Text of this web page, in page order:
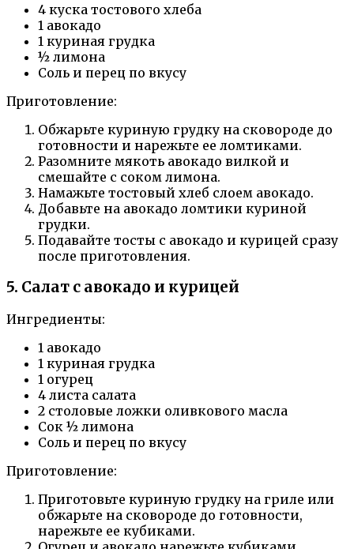
4 куска тостового хлеба
1 авокадо
1 куриная грудка
½ лимона
Соль и перец по вкусу
Приготовление:
Обжарьте куриную грудку на сковороде до
готовности и нарежьте ее ломтиками.
Разомните мякоть авокадо вилкой и
смешайте с соком лимона.
Намажьте тостовый хлеб слоем авокадо.
Добавьте на авокадо ломтики куриной
грудки.
Подавайте тосты с авокадо и курицей сразу
после приготовления.
5. Салат с авокадо и курицей
Ингредиенты:
1 авокадо
1 куриная грудка
1 огурец
4 листа салата
2 столовые ложки оливкового масла
Сок ½ лимона
Соль и перец по вкусу
Приготовление:
Приготовьте куриную грудку на гриле или
обжарьте на сковороде до готовности,
нарежьте ее кубиками.